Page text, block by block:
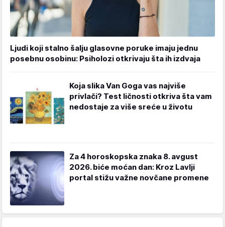
Ljudi koji stalno šalju glasovne poruke imaju jednu
posebnu osobinu: Psiholozi otkrivaju šta ih izdvaja
Koja slika Van Goga vas najviše
privlači? Test ličnosti otkriva šta vam
nedostaje za više sreće u životu
Za 4 horoskopska znaka 8. avgust
2026. biće moćan dan: Kroz Lavlji
portal stižu važne novčane promene